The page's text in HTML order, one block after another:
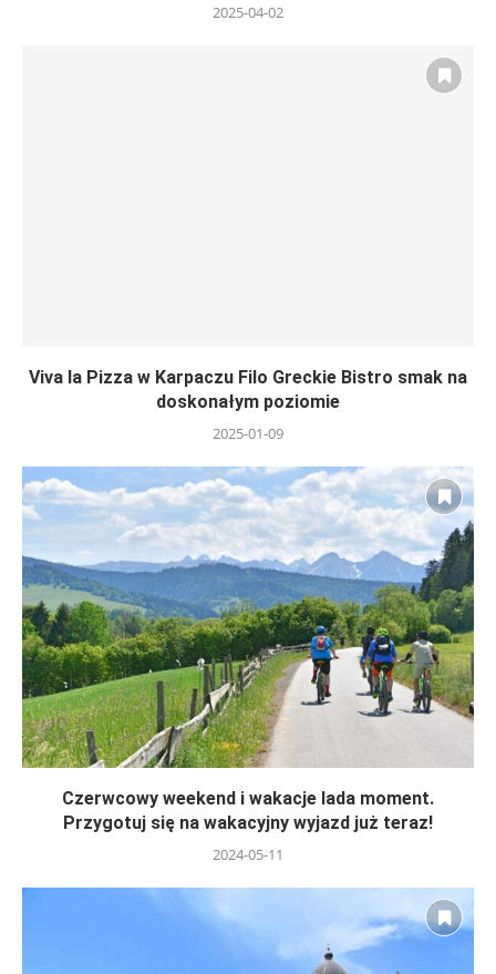
2025-04-02
Viva la Pizza w Karpaczu Filo Greckie Bistro smak na
doskonałym poziomie
2025-01-09
Czerwcowy weekend i wakacje lada moment.
Przygotuj się na wakacyjny wyjazd już teraz!
2024-05-11